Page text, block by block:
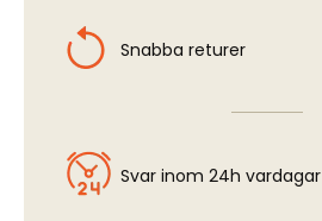
Snabba returer
Svar inom 24h vardagar